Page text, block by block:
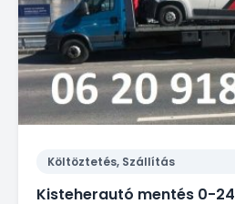
Költöztetés, Szállítás
Kisteherautó mentés 0-24